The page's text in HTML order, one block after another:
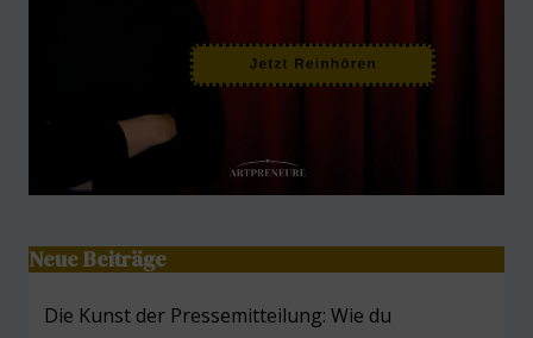
Neue Beiträge
Die Kunst der Pressemitteilung: Wie du